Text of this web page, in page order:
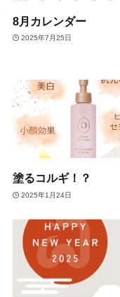
8月カレンダー
2025年7月25日
塗るコルギ！？
2025年1月24日